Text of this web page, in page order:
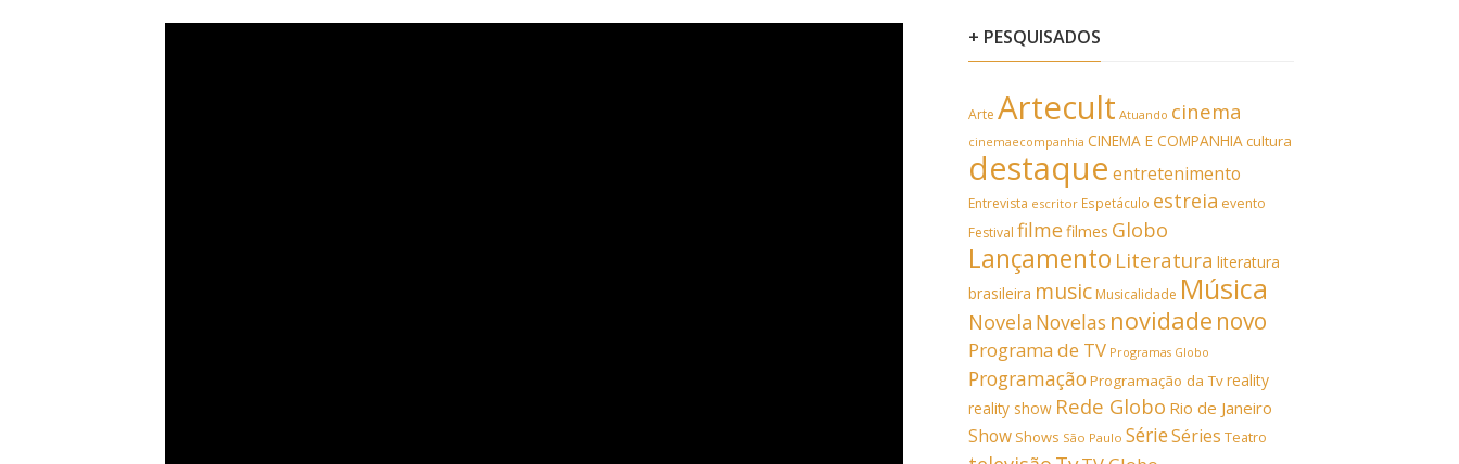
+ PESQUISADOS
Arte Artecult Atuando cinema
cinemaecompanhia CINEMA E COMPANHIAcultura
destaque entretenimento
Entrevista escritor Espetáculo estreia evento
Festival filmefilmes Globo
Lançamento Literatura literatura
brasileira music Musicalidade Música
Novela Novelas novidade novo
Programa de TV Programas Globo
Programação Programação da Tvreality
reality show Rede Globo Rio de Janeiro
Show Shows São Paulo SérieSéries Teatro